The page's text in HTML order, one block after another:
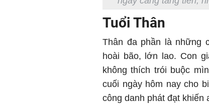
Tuổi Thân
Thân đa phần là những
hoài bão, lớn lao. Con
không thích trói buộc
cuối ngày hôm nay cho
công danh phát đạt khiến